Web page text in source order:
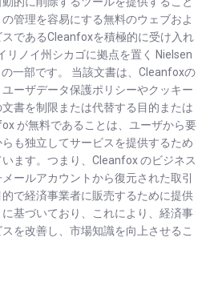
管理を容易にする無料のウェブおよ
であるCleanfoxを積極的に受け入れ
リノイ州シカゴに拠点を置く Nielsen
一部です。 当該文書は、Cleanfoxの
ーザデータ保護ポリシーやクッキー
書を制限または代替する目的または
が無料であることは、ユーザから要
も独立してサービスを提供するため
ます。つまり、Cleanfox のビジネス
ールアカウントから復元された取引
で経済事業者に販売するために提供
基づいており、これにより、経済事
を改善し、市場知識を向上させるこ